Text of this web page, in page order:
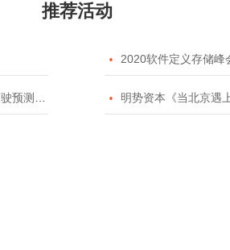
推荐活动
 2020软件定义存储峰
挑战赛  明势资本《当北京遇上硅谷